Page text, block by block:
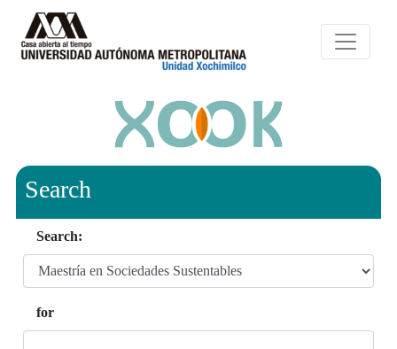
Search
Search:
for